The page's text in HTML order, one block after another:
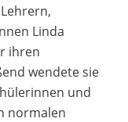
Linda
ihren
wendete sie
und
normalen